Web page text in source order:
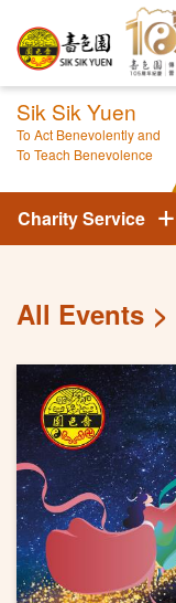
Sik Sik Yuen
To Act Benevolently and
To Teach Benevolence
Charity Service
All Events